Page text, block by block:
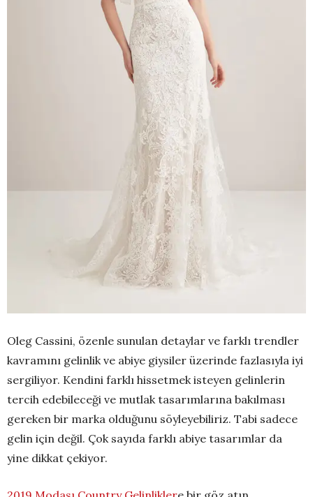
Oleg Cassini, özenle sunulan detaylar ve farklı trendler
kavramını gelinlik ve abiye giysiler üzerinde fazlasıyla iyi
sergiliyor. Kendini farklı hissetmek isteyen gelinlerin
tercih edebileceği ve mutlak tasarımlarına bakılması
gereken bir marka olduğunu söyleyebiliriz. Tabi sadece
gelin için değil. Çok sayıda farklı abiye tasarımlar da
yine dikkat çekiyor.